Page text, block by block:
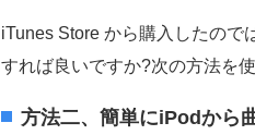
iTunes Store から購入したので
すれば良いですか?次の方法を
方法二、簡単にiPodから